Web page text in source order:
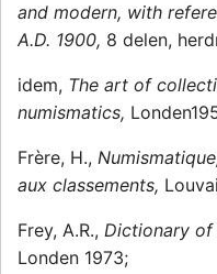
and modern, with
A.D. 1900, 8 delen,
idem, The art of
numismatics,
Frère, H.,
aux classements,
Frey, A.R., Dictionary of
Londen 1973;